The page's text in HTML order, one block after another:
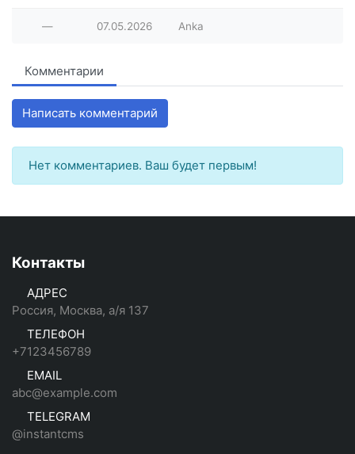
— 07.05.2026 Anka
Комментарии
Написать комментарий
Нет комментариев. Ваш будет первым!
Контакты
АДРЕС
Россия, Москва, а/я 137
ТЕЛЕФОН
+7123456789
EMAIL
abc@example.com
TELEGRAM
@instantcms